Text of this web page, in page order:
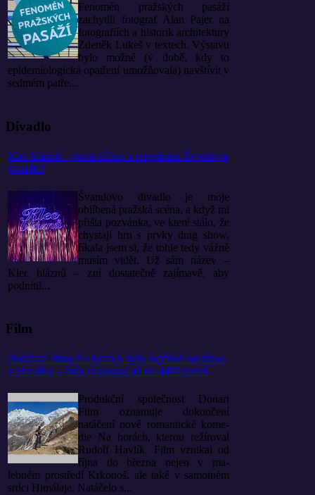
Fenomén pražských pasáží
zachytili fotograf Alan Pajer na
fotografiích a historik architektury
Zdeněk Lukeš v textech. Výstavu
bylo možné (v době, kdy to
epidemiologická opatření umožňovala) navštívit v
sedmém patře...
Divadlo
Klec bláznů – nová stálice v repertoáru Švandova
divadla?
Švandovo divadlo je moje
oblíbená pražská scéna, a když mi
přišla pozvánka, ve které stálo, že
chystají hru s prvky drag show,
říkala jsem si, že tohle tedy vážně
musím vidět. Už sám název –
Klec bláznů – zní dostatečně zajímavě, aby
podnítil...
Film
Natáčení filmu Na horách bylo úspěšně završeno
v Himálaji – štáb vystoupal až do 4400 metrů
Produkční společnost Donart
Film oznamuje dokončení
natáčení nové romantické kome-
die Na horách, kterou režíroval
Rudolf Havlík. Film vznikal od
října do března nejen v ma-
lebném prostředí Krkonoš, ale také v samotném
srdci Himálaje. Natáčelo s...